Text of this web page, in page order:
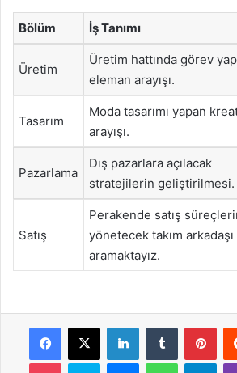
Bölüm İş Tanımı
Üretim
Üretim hattında görev
eleman arayışı.
Tasarım
Moda tasarımı yapan
arayışı.
Pazarlama
Dış pazarlara açılacak
stratejilerin geliştirilmesi.
Satış
Perakende satış
yönetecek takım arkadaşı
aramaktayız.
Facebook
X LinkedInTumblr
Pocket Skype MessengerWhatsApp